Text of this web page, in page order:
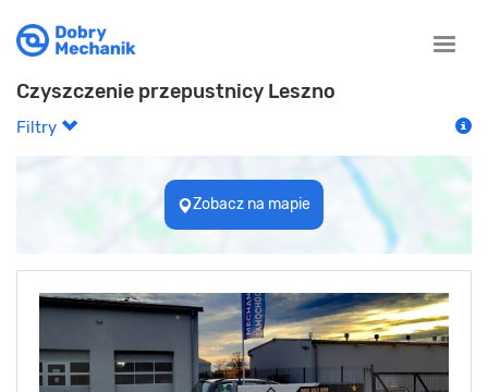
Toggle
Czyszczenie przepustnicy Leszno
Filtry
Zobacz na mapie